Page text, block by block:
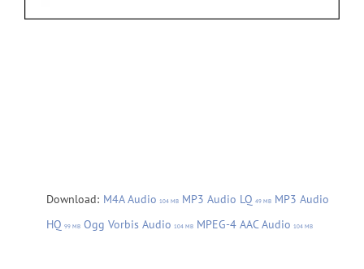
Download: M4A Audio 104 MB MP3 Audio LQ 49 MB MP3 Audio
HQ 99 MB Ogg Vorbis Audio 104 MB MPEG-4 AAC Audio 104 MB